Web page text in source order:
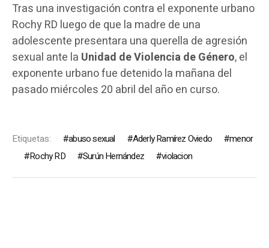
Tras una investigación contra el exponente urbano
Rochy RD luego de que la madre de una
adolescente presentara una querella de agresión
sexual ante la Unidad de Violencia de Género, el
exponente urbano fue detenido la mañana del
pasado miércoles 20 abril del año en curso.
Etiquetas: abuso sexual Aderly Ramírez Oviedo
menor
Rochy RD
Surún Hernández violacion